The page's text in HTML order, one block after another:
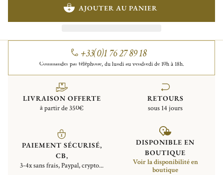
AJOUTER AU PANIER
+33(0)1 76 27 89 18
Commander par téléphone, du lundi au vendredi de 10h à 18h.
LIVRAISON OFFERTE
à partir de 350€
RETOURS
sous 14 jours
PAIEMENT SÉCURISÉ,
CB,
3-4x sans frais, Paypal, crypto...
DISPONIBLE EN
BOUTIQUE
Voir la disponibilité en
boutique